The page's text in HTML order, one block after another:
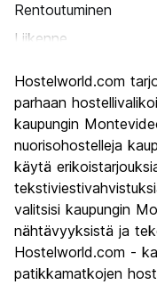
Rentoutuminen
Liikenne
Kulttuuri
Yöelämä
Rahanarvoinen
Hostelworld.com
parhaan
kaupungin
nuorisohostelleja
käytä
valitsisi kaupungin
nähtävyyksistä ja
Hostelworld.com -
patikkamatkojen